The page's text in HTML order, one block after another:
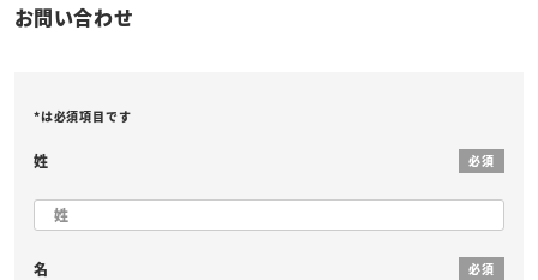
お問い合わせ
*は必須項目です
姓 必須
名 必須